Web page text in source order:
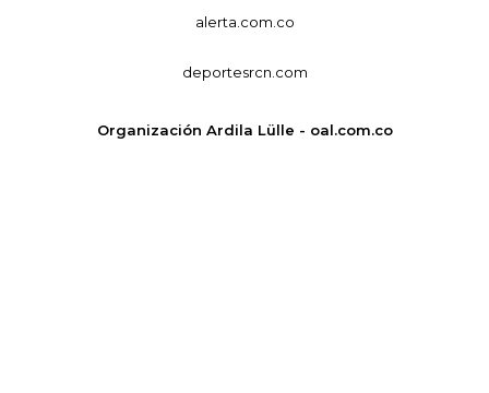
alerta.com.co
deportesrcn.com
Organización Ardila Lülle - oal.com.co